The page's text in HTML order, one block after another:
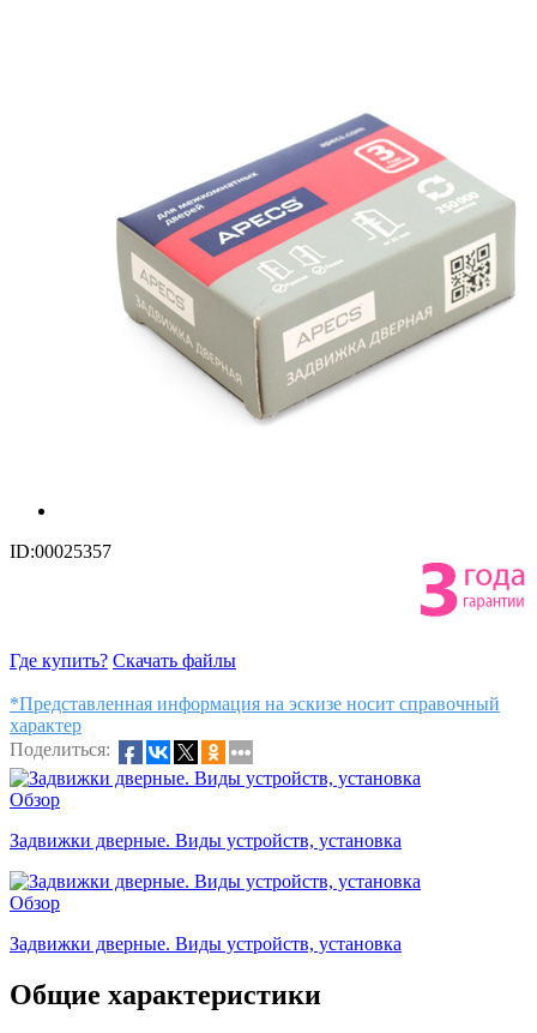
ID:00025357
Где купить? Скачать файлы
*Представленная информация на эскизе носит справочный
характер
Поделиться:
Обзор
Задвижки дверные. Виды устройств, установка
Обзор
Задвижки дверные. Виды устройств, установка
Общие характеристики